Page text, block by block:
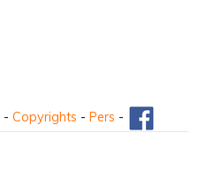
- Copyrights - Pers -